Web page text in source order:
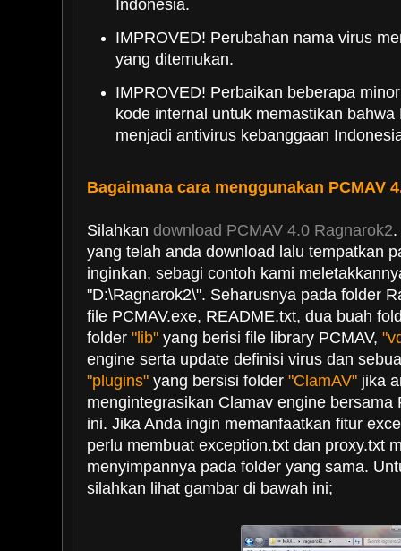
Indonesia.
IMPROVED! Perubahan nama virus
yang ditemukan.
IMPROVED! Perbaikan beberapa
kode internal untuk memastikan bahwa
menjadi antivirus kebanggaan
Bagaimana cara menggunakan PCMAV
Silahkan download PCMAV 4.0 Ragnarok2
yang telah anda download lalu tempatkan
inginkan, sebagi contoh kami
"D:\Ragnarok2\". Seharusnya pada folder
file PCMAV.exe, README.txt, dua buah
folder "lib" yang berisi file library PCMAV,
engine serta update definisi virus dan
"plugins" yang bersisi folder "ClamAV" jika
mengintegrasikan Clamav engine bersama
ini. Jika Anda ingin memanfaatkan fitur
perlu membuat exception.txt dan proxy.txt
menyimpannya pada folder yang sama.
silahkan lihat gambar di bawah ini;